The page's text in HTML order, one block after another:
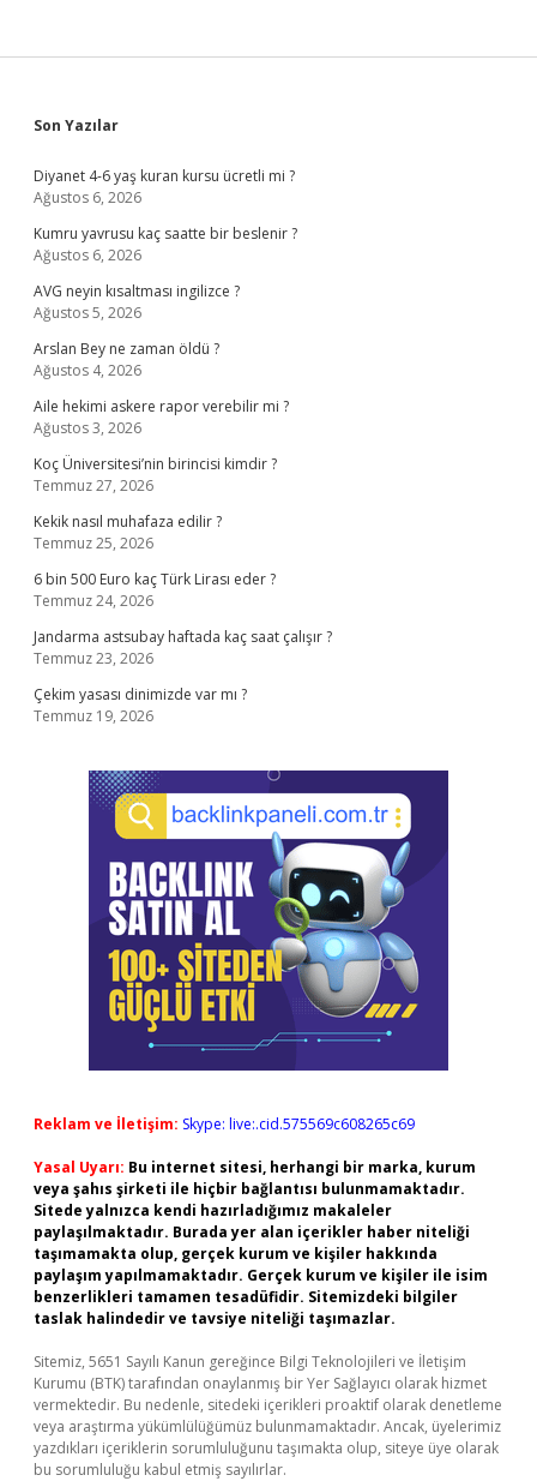
Sidebar
Son Yazılar
Diyanet 4-6 yaş kuran kursu ücretli mi ?
Ağustos 6, 2026
Kumru yavrusu kaç saatte bir beslenir ?
Ağustos 6, 2026
AVG neyin kısaltması ingilizce ?
Ağustos 5, 2026
Arslan Bey ne zaman öldü ?
Ağustos 4, 2026
Aile hekimi askere rapor verebilir mi ?
Ağustos 3, 2026
Koç Üniversitesi’nin birincisi kimdir ?
Temmuz 27, 2026
Kekik nasıl muhafaza edilir ?
Temmuz 25, 2026
6 bin 500 Euro kaç Türk Lirası eder ?
Temmuz 24, 2026
Jandarma astsubay haftada kaç saat çalışır ?
Temmuz 23, 2026
Çekim yasası dinimizde var mı ?
Temmuz 19, 2026
Reklam ve İletişim: Skype: live:.cid.575569c608265c69
Yasal Uyarı: Bu internet sitesi, herhangi bir marka, kurum
veya şahıs şirketi ile hiçbir bağlantısı bulunmamaktadır.
Sitede yalnızca kendi hazırladığımız makaleler
paylaşılmaktadır. Burada yer alan içerikler haber niteliği
taşımamakta olup, gerçek kurum ve kişiler hakkında
paylaşım yapılmamaktadır. Gerçek kurum ve kişiler ile isim
benzerlikleri tamamen tesadüfidir. Sitemizdeki bilgiler
taslak halindedir ve tavsiye niteliği taşımazlar.
Sitemiz, 5651 Sayılı Kanun gereğince Bilgi Teknolojileri ve İletişim
Kurumu (BTK) tarafından onaylanmış bir Yer Sağlayıcı olarak hizmet
vermektedir. Bu nedenle, sitedeki içerikleri proaktif olarak denetleme
veya araştırma yükümlülüğümüz bulunmamaktadır. Ancak, üyelerimiz
yazdıkları içeriklerin sorumluluğunu taşımakta olup, siteye üye olarak
bu sorumluluğu kabul etmiş sayılırlar.